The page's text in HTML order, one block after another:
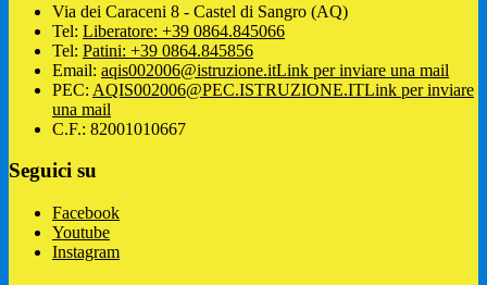
Via dei Caraceni 8 - Castel di Sangro (AQ)
Tel: Liberatore: +39 0864.845066
Tel: Patini: +39 0864.845856
Email: aqis002006@istruzione.itLink per inviare una mail
PEC: AQIS002006@PEC.ISTRUZIONE.ITLink per inviare
una mail
C.F.: 82001010667
Seguici su
Facebook
Youtube
Instagram